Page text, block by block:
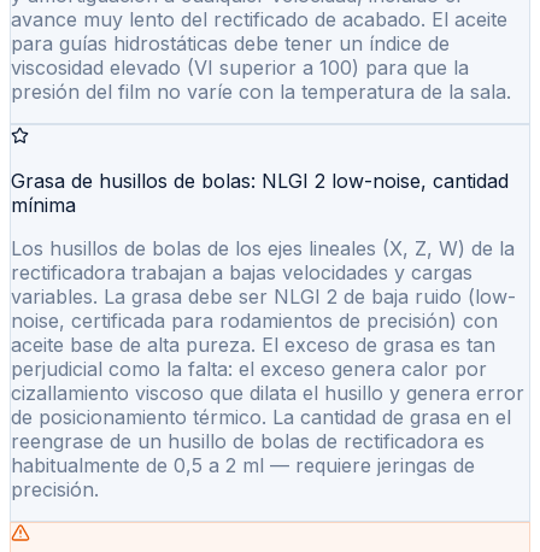
avance muy lento del rectificado de acabado. El aceite
para guías hidrostáticas debe tener un índice de
viscosidad elevado (VI superior a 100) para que la
presión del film no varíe con la temperatura de la sala.
Grasa de husillos de bolas: NLGI 2 low-noise, cantidad
mínima
Los husillos de bolas de los ejes lineales (X, Z, W) de la
rectificadora trabajan a bajas velocidades y cargas
variables. La grasa debe ser NLGI 2 de baja ruido (low-
noise, certificada para rodamientos de precisión) con
aceite base de alta pureza. El exceso de grasa es tan
perjudicial como la falta: el exceso genera calor por
cizallamiento viscoso que dilata el husillo y genera error
de posicionamiento térmico. La cantidad de grasa en el
reengrase de un husillo de bolas de rectificadora es
habitualmente de 0,5 a 2 ml — requiere jeringas de
precisión.